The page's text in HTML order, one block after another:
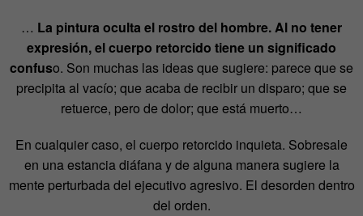
… La pintura oculta el rostro del hombre. Al no tener
expresión, el cuerpo retorcido tiene un significado
confuso. Son muchas las ideas que sugiere: parece que se
precipita al vacío; que acaba de recibir un disparo; que se
retuerce, pero de dolor; que está muerto…
En cualquier caso, el cuerpo retorcido inquieta. Sobresale
en una estancia diáfana y de alguna manera sugiere la
mente perturbada del ejecutivo agresivo. El desorden dentro
del orden.